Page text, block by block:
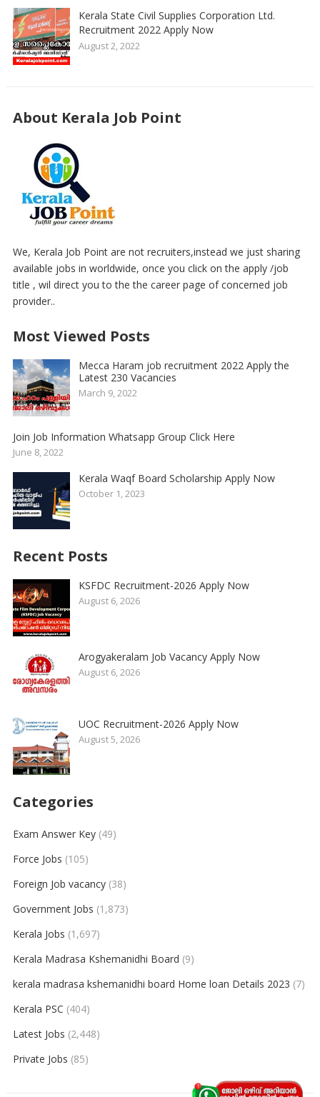
Kerala State Civil Supplies Corporation Ltd.
Recruitment 2022 Apply Now
August 2, 2022
About Kerala Job Point
We, Kerala Job Point are not recruiters,instead we just sharing
available jobs in worldwide, once you click on the apply /job
title , wil direct you to the the career page of concerned job
provider..
Most Viewed Posts
Mecca Haram job recruitment 2022 Apply the
Latest 230 Vacancies
March 9, 2022
Join Job Information Whatsapp Group Click Here
June 8, 2022
Kerala Waqf Board Scholarship Apply Now
October 1, 2023
Recent Posts
KSFDC Recruitment-2026 Apply Now
August 6, 2026
Arogyakeralam Job Vacancy Apply Now
August 6, 2026
UOC Recruitment-2026 Apply Now
August 5, 2026
Categories
Exam Answer Key(49)
Force Jobs (105)
Foreign Job vacancy(38)
Government Jobs (1,873)
Kerala Jobs (1,697)
Kerala Madrasa Kshemanidhi Board (9)
kerala madrasa kshemanidhi board Home loan Details 2023 (7)
Kerala PSC (404)
Latest Jobs (2,448)
Private Jobs (85)